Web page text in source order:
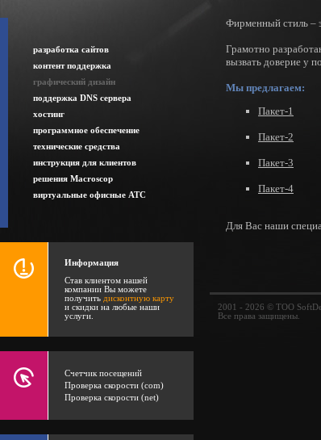
разработка сайтов
контент поддержка
графический дизайн
поддержка DNS сервера
хостинг
программное обеспечение
технические средства
инструкция для клиентов
решения Macroscop
виртуальные офисные АТС
Информация
Став клиентом нашей
компании Вы можете
получить дисконтную карту
и скидки на любые наши
услуги.
Счетчик посещений
Проверка скорости (com)
Проверка скорости (net)
Фирменный стиль –
Грамотно
вызвать доверие у
Мы предлагаем:
Пакет-1
Пакет-2
Пакет-3
Пакет-4
Для Вас наши
2001 - 2026 © ТОО
Все права защищены.